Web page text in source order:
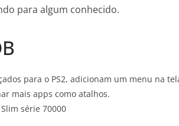
para algum conhecido.
para o PS2, adicionam um menu na
mais apps como atalhos.
série 70000